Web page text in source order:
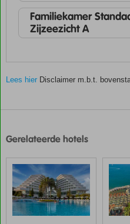
Familiekamer
Zijzeezicht A
Lees hier Disclaimer m.b.t.
door
klanten
gegeven
na
hun
verblijf
Gerelateerde hotels